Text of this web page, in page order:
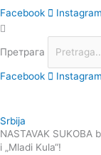
Facebook Instagram
Претрага
Facebook Instagram
Srbija
NASTAVAK
i „Mladi Kula“!